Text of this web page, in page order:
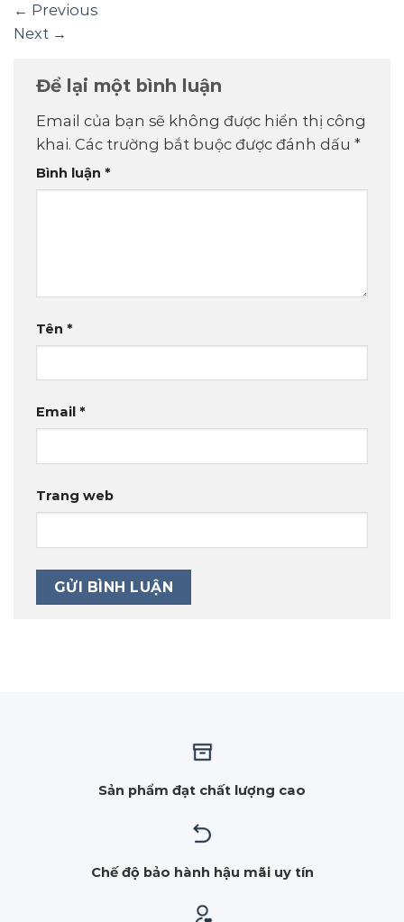
← Previous
Next →
Để lại một bình luận
Email của bạn sẽ không được hiển thị công
khai. Các trường bắt buộc được đánh dấu *
Bình luận *
Tên *
Email *
Trang web
Sản phẩm đạt chất lượng cao
Chế độ bảo hành hậu mãi uy tín